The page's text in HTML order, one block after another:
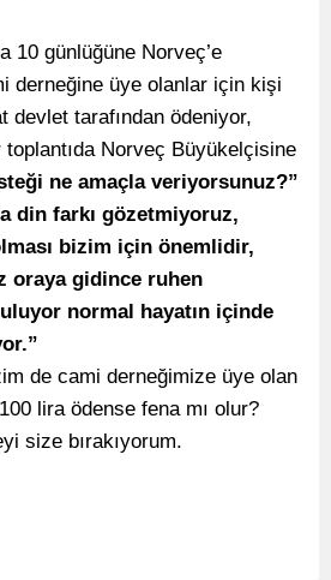
10 günlüğüne Norveç’e
derneğine üye olanlar için kişi
devlet tarafından ödeniyor,
toplantıda Norveç Büyükelçisine
ne amaçla veriyorsunuz?”
din farkı gözetmiyoruz,
bizim için önemlidir,
oraya gidince ruhen
normal hayatın içinde
de cami derneğimize üye olan
lira ödense fena mı olur?
size bırakıyorum.